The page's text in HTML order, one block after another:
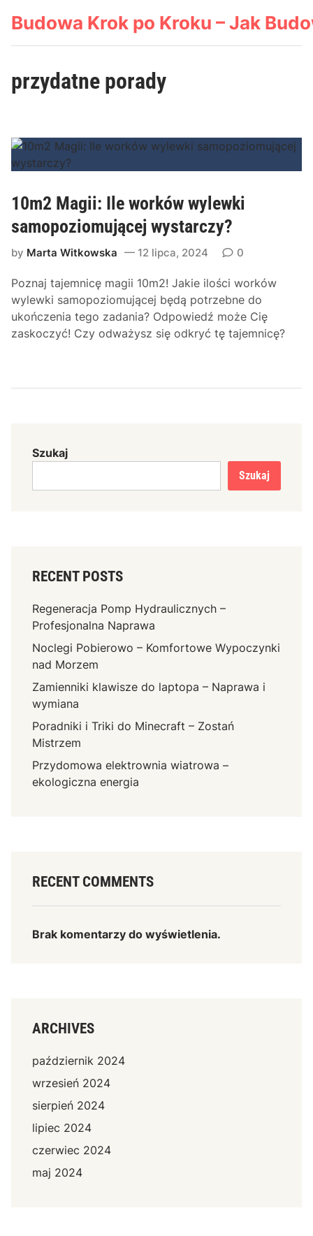
Budowa Krok po Kroku – Jak
przydatne porady
10m2 Magii: Ile worków wylewki
samopoziomującej wystarczy?
by Marta Witkowska 12 lipca, 2024 0
Poznaj tajemnicę magii 10m2! Jakie ilości worków
wylewki samopoziomującej będą potrzebne do
ukończenia tego zadania? Odpowiedź może Cię
zaskoczyć! Czy odważysz się odkryć tę tajemnicę?
Szukaj
Szukaj
RECENT POSTS
Regeneracja Pomp Hydraulicznych –
Profesjonalna Naprawa
Noclegi Pobierowo – Komfortowe Wypoczynki
nad Morzem
Zamienniki klawisze do laptopa – Naprawa i
wymiana
Poradniki i Triki do Minecraft – Zostań
Mistrzem
Przydomowa elektrownia wiatrowa –
ekologiczna energia
RECENT COMMENTS
Brak komentarzy do wyświetlenia.
ARCHIVES
październik 2024
wrzesień 2024
sierpień 2024
lipiec 2024
czerwiec 2024
maj 2024